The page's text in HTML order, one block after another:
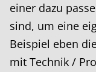
einer dazu
sind, um eine
Beispiel eben
mit Technik /